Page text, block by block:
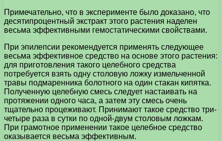
Примечательно, что в эксперименте было доказано, что
десятипроцентный экстракт этого растения наделен
весьма эффективными гемостатическими свойствами.
При эпилепсии рекомендуется применять следующее
весьма эффективное средство на основе этого растения:
для приготовления такого целебного средства
потребуется взять одну столовую ложку измельченной
травы подмаренника болотного на один стакан кипятка.
Полученную целебную смесь следует настаивать на
протяжении одного часа, а затем эту смесь очень
тщательно процеживают. Принимают такое средство три-
четыре раза в сутки по одной-двум столовым ложкам.
При грамотное применении такое целебное средство
оказывается весьма эффективным.